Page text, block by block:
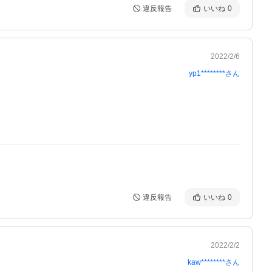
違反報告 いいね 0
2022/2/6
yp1********さん
違反報告 いいね 0
2022/2/2
kaw********さん